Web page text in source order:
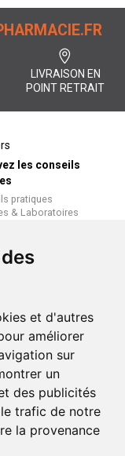
et d'autres
améliorer
sur
un
des publicités
trafic de notre
la provenance
LIVRAISON EN
POINT RETRAIT
les conseils
pratiques
& Laboratoires
légales
personnelles
/ Point retrait
en ligne et
votre commande
chez vous ou en
chez vous ou en